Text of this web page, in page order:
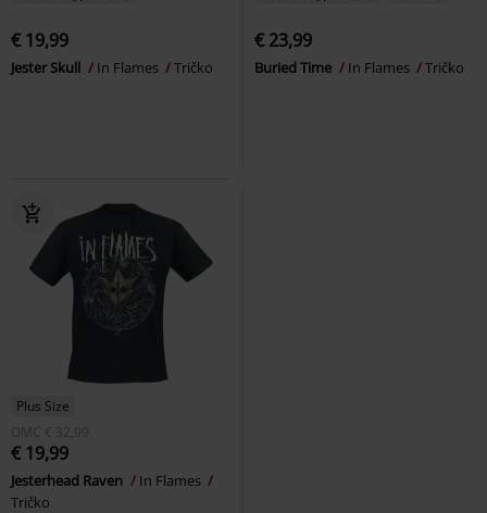
€ 19,99
Jester Skull In Flames Tričko
€ 23,99
Buried Time In Flames Tričko
Plus Size
OMC € 32,99
€ 19,99
Jesterhead Raven
In Flames
Tričko